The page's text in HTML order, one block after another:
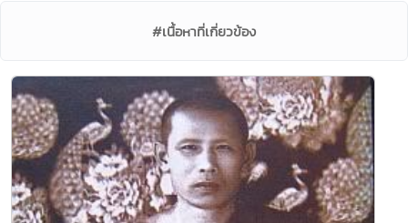
#เนื้อหาที่เกี่ยวข้อง